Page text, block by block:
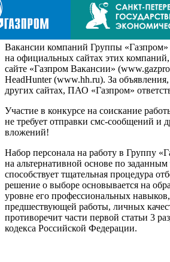
Вакансии компаний Группы «Газпром»
на официальных сайтах этих
сайте «Газпром Вакансии»
HeadHunter (www.hh.ru). За
других сайтах, ПАО «Газпром»
Участие в конкурсе на соискание
не требует отправки смс-сообщений и
вложений!
Набор персонала на работу в Группу
на альтернативной основе по
способствует тщательная процедура
решение о выборе основывается на
уровне его профессиональных
предшествующей работы, личных
противоречит части первой статьи 3
кодекса Российской Федерации.